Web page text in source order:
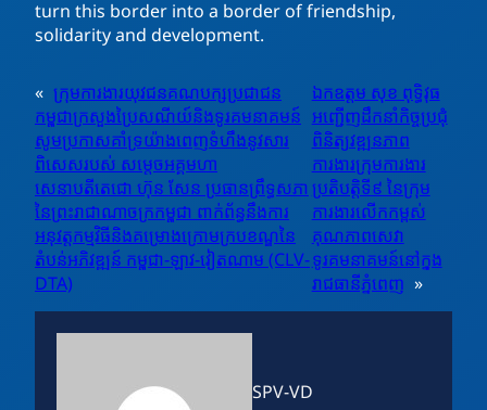
turn this border into a border of friendship,
solidarity and development.
« ក្រុមការងារយុវជនគណបក្សប្រជាជន
កម្ពុជាក្រសួងប្រៃសណីយ៍និងទូរគមនាគមន៍
សូមប្រកាសគាំទ្រយ៉ាងពេញទំហឹងនូវសារ
ពិសេសរបស់ សម្តេចអគ្គមហា
សេនាបតីតេជោ ហ៊ុន សែន ប្រធានព្រឹទ្ធសភា
នៃព្រះរាជាណាចក្រកម្ពុជា ពាក់ព័ន្ធនឹងការ
អនុវត្តកម្មវិធីនិងគម្រោងក្រោមក្របខណ្ឌនៃ
តំបន់អភិវឌ្ឍន៍ កម្ពុជា-ឡាវ-វៀតណាម (CLV-
DTA)
ឯកឧត្តម សុខ ពុទ្ធិវុធ
អញ្ជើញដឹកនាំកិច្ចប្រជុំ
ពិនិត្យវឌ្ឍនភាព
ការងារក្រុមការងារ
ប្រតិបត្តិទី៩ នៃក្រុម
ការងារលើកកម្ពស់
គុណភាពសេវា
ទូរគមនាគមន៍នៅក្នុង
រាជធានីភ្នំពេញ »
SPV-VD